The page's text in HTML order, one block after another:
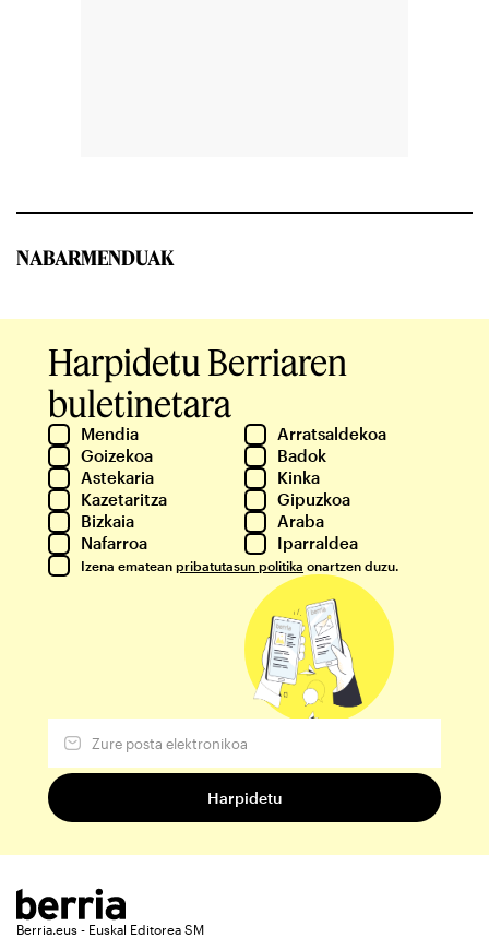
NABARMENDUAK
Harpidetu Berriaren
buletinetara
Mendia
Arratsaldekoa
Goizekoa
Badok
Astekaria
Kinka
Kazetaritza
Gipuzkoa
Bizkaia
Araba
Nafarroa
Iparraldea
Izena ematean pribatutasun politika onartzen duzu.
Berria.eus - Euskal Editorea SM